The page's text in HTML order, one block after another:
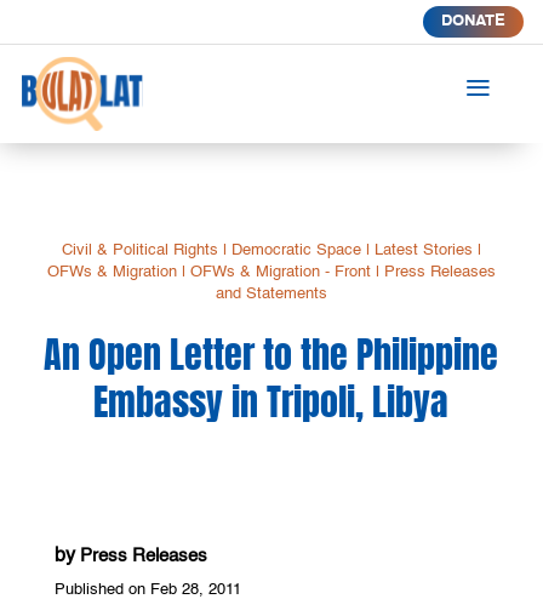
DONATE
a
Civil & Political Rights Democratic Space| Latest Stories
OFWs & Migration| OFWs & Migration - Front|
Press Releases
and Statements
An Open Letter to the Philippine
Embassy in Tripoli, Libya
by Press Releases
Published on Feb 28, 2011